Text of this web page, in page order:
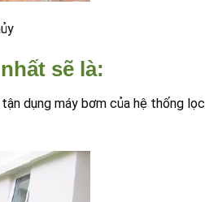
sẽ là:
dụng máy bơm của hệ thống lọc